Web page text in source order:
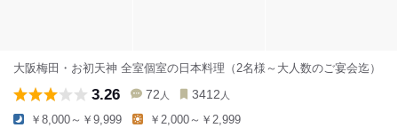
大阪梅田・お初天神 全室個室の日本料理（2名様～大人数のご宴会迄）
3.26 72 人 3412 人
￥8,000～￥9,999 ￥2,000～￥2,999